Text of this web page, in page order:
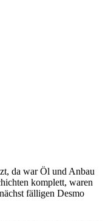
da war Öl und Anbau
komplett, waren
fälligen Desmo